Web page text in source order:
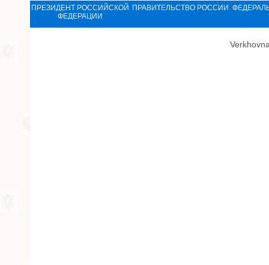
ПРЕЗИДЕНТ РОССИЙСКОЙ
ФЕДЕРАЦИИ
ПРАВИТЕЛЬСТВО РОССИИ